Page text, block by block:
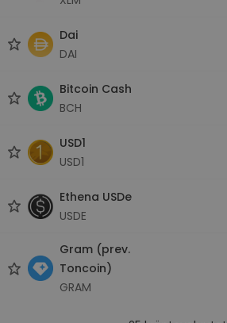
Dai
DAI
Bitcoin Cash
BCH
USD1
USD1
Ethena USDe
USDE
Gram (prev.
Toncoin)
GRAM